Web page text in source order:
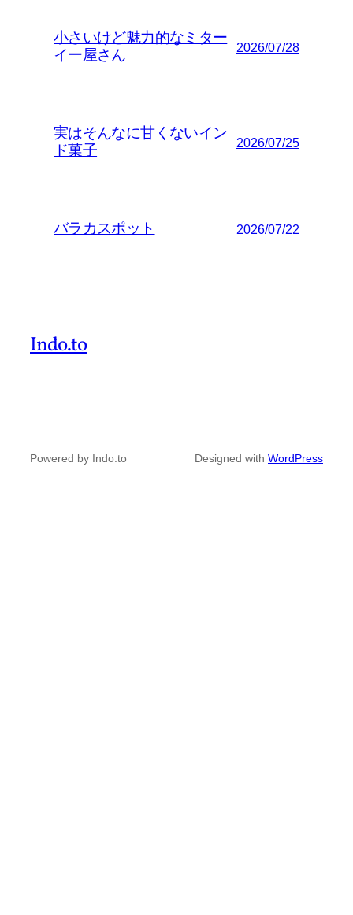
小さいけど魅力的なミター
イー屋さん
2026/07/28
実はそんなに甘くないイン
ド菓子
2026/07/25
バラカスポット 2026/07/22
Indo.to
Powered by Indo.to Designed with WordPress